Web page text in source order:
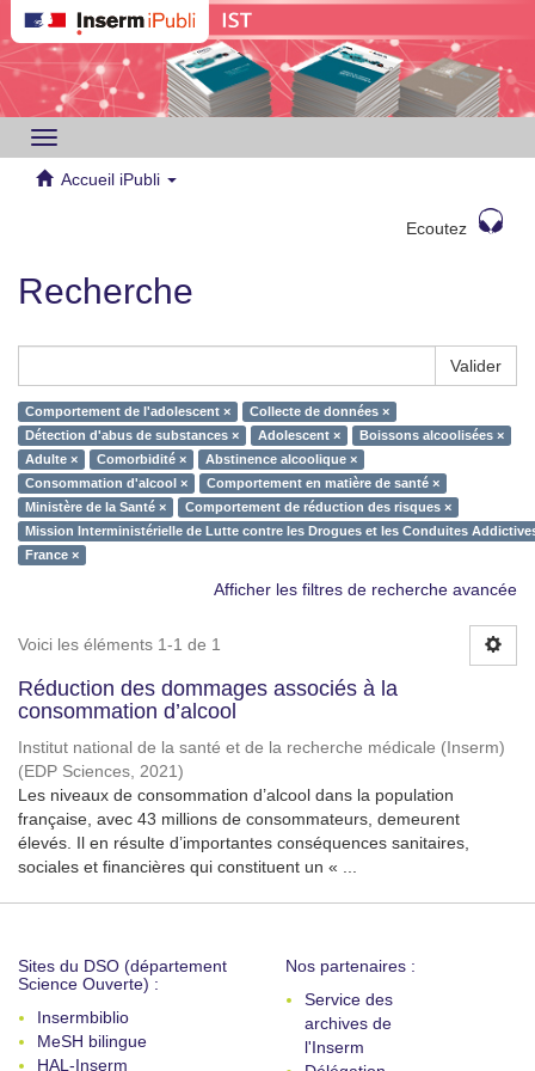
Toggle
navigation
Accueil iPubli
Ecoutez
Recherche
Valider
Comportement de l'adolescent ×
Collecte de données ×
Détection d'abus de substances ×
Adolescent ×
Boissons alcoolisées ×
Adulte ×
Comorbidité ×
Abstinence alcoolique ×
Consommation d'alcool ×
Comportement en matière de santé ×
Ministère de la Santé ×
Comportement de réduction des risques ×
Mission Interministérielle de Lutte contre les Drogues et les Conduites
France ×
Afficher les filtres de recherche avancée
Voici les éléments 1-1 de 1
Réduction des dommages associés à la
consommation d’alcool
Institut national de la santé et de la recherche médicale (Inserm)
(EDP Sciences, 2021)
Les niveaux de consommation d’alcool dans la population
française, avec 43 millions de consommateurs, demeurent
élevés. Il en résulte d’importantes conséquences sanitaires,
sociales et financières qui constituent un « ...
Sites du DSO (département
Science Ouverte) :
Insermbiblio
MeSH bilingue
HAL-Inserm
Nos partenaires :
Service des
archives de
l'Inserm